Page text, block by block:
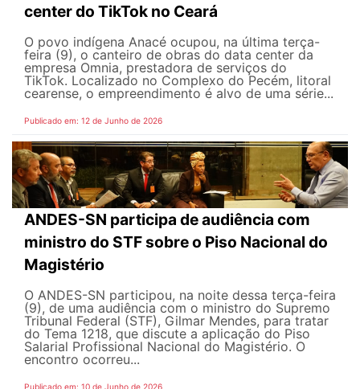
center do TikTok no Ceará
O povo indígena Anacé ocupou, na última terça-
feira (9), o canteiro de obras do data center da
empresa Omnia, prestadora de serviços do
TikTok. Localizado no Complexo do Pecém, litoral
cearense, o empreendimento é alvo de uma série...
Publicado em: 12 de Junho de 2026
ANDES-SN participa de audiência com
ministro do STF sobre o Piso Nacional do
Magistério
O ANDES-SN participou, na noite dessa terça-feira
(9), de uma audiência com o ministro do Supremo
Tribunal Federal (STF), Gilmar Mendes, para tratar
do Tema 1218, que discute a aplicação do Piso
Salarial Profissional Nacional do Magistério. O
encontro ocorreu...
Publicado em: 10 de Junho de 2026